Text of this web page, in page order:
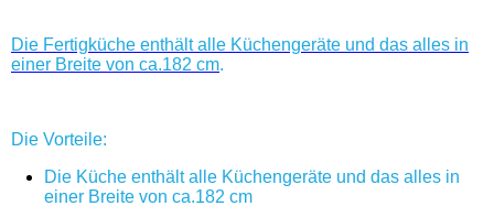
Die Fertigküche enthält alle Küchengeräte und das alles in
einer Breite von ca.182 cm.
Die Vorteile:
Die Küche enthält alle Küchengeräte und das alles in
einer Breite von ca.182 cm